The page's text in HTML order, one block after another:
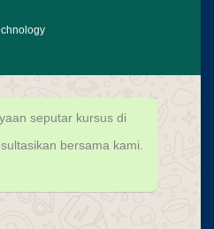
& Assessment
seputar kursus di
bersama kami.